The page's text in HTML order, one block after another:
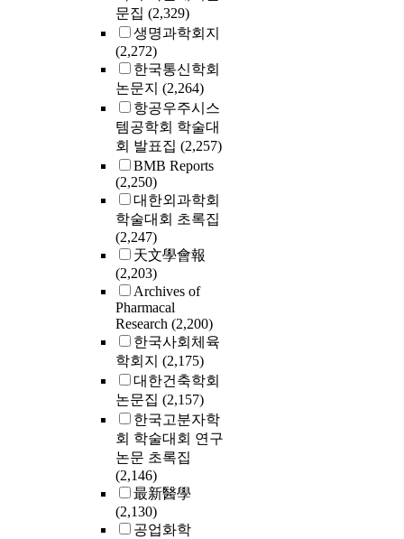
문집 (2,329)
생명과학회지
(2,272)
한국통신학회
논문지 (2,264)
항공우주시스
템공학회 학술대
회 발표집 (2,257)
BMB Reports
(2,250)
대한외과학회
학술대회 초록집
(2,247)
天文學會報
(2,203)
Archives of
Pharmacal
Research (2,200)
한국사회체육
학회지 (2,175)
대한건축학회
논문집 (2,157)
한국고분자학
회 학술대회 연구
논문 초록집
(2,146)
最新醫學
(2,130)
공업화학